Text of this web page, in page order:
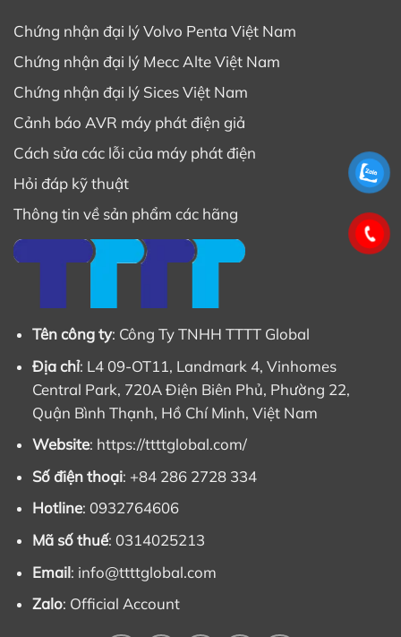
Chứng nhận đại lý Volvo Penta Việt Nam
Chứng nhận đại lý Mecc Alte Việt Nam
Chứng nhận đại lý Sices Việt Nam
Cảnh báo AVR máy phát điện giả
Cách sửa các lỗi của máy phát điện
Hỏi đáp kỹ thuật
Thông tin về sản phẩm các hãng
Tên công ty: Công Ty TNHH TTTT Global
Địa chỉ: L4 09-OT11, Landmark 4, Vinhomes
Central Park, 720A Điện Biên Phủ, Phường 22,
Quận Bình Thạnh, Hồ Chí Minh, Việt Nam
Website: https://ttttglobal.com/
Số điện thoại: +84 286 2728 334
Hotline: 0932764606
Mã số thuế: 0314025213
Email: info@ttttglobal.com
Zalo: Official Account